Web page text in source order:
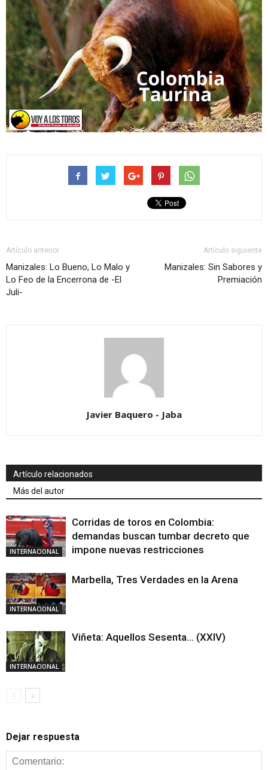
Artículo anterior
Manizales: Lo Bueno, Lo Malo y
Lo Feo de la Encerrona de -El
Juli-
Artículo siguiente
Manizales: Sin Sabores y
Premiación
Javier Baquero - Jaba
Artículo relacionados
Más del autor
INTERNACIONAL
Corridas de toros en Colombia:
demandas buscan tumbar decreto que
impone nuevas restricciones
INTERNACIONAL
Marbella, Tres Verdades en la Arena
INTERNACIONAL
Viñeta: Aquellos Sesenta… (XXIV)
Dejar respuesta